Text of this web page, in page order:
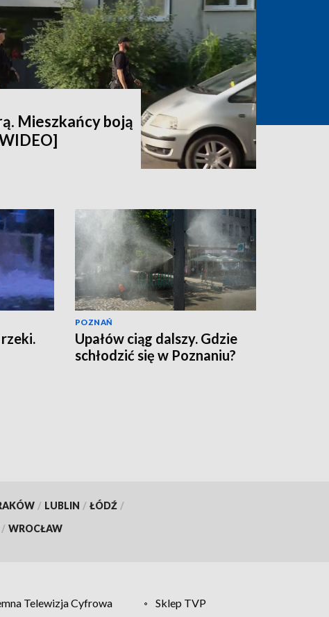
Mieszkańcy boją
POZNAŃ
Upałów ciąg dalszy. Gdzie
schłodzić się w Poznaniu?
/ LUBLIN / ŁÓDŹ /
/ WROCŁAW
Telewizja Cyfrowa Sklep TVP